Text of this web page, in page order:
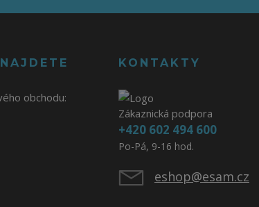
obchodu:
KONTAKTY
Zákaznická podpora
+420 602 494 600
Po-Pá, 9-16 hod.
eshop@esam.cz